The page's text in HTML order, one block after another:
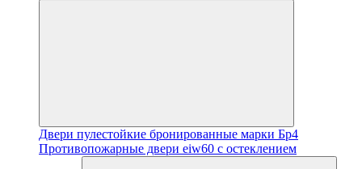
Двери пулестойкие бронированные марки Бр4
Противопожарные двери eiw60 с остеклением